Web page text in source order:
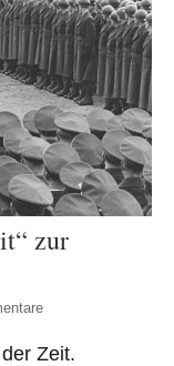
zur
Zeit.